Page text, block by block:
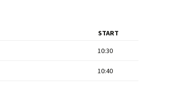
START
10:30
10:40